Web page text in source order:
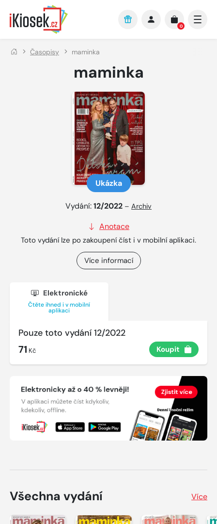
Přejít na hlavní obsah
0
Časopisy maminka
maminka
Ukázka
Vydání:12/2022 – Archiv
Anotace
Toto vydání lze po zakoupení číst i v mobilní aplikaci.
Více informací
Elektronické
Čtěte ihned i v mobilní
aplikaci
Pouze toto vydání 12/2022
71 Kč Koupit
Všechna vydání Více